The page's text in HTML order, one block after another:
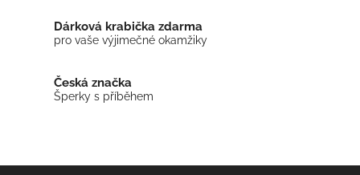
Dárková krabička zdarma
pro vaše výjimečné okamžiky
Česká značka
Šperky s příběhem